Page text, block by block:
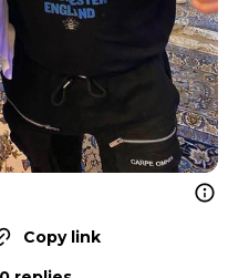
Copy link